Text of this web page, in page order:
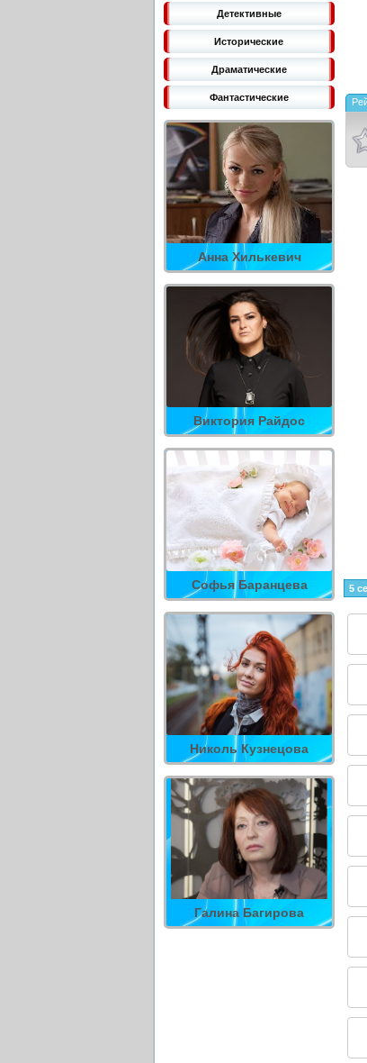
Детективные
Исторические
Драматические
Фантастические
Анна Хилькевич
Виктория Райдос
Софья Баранцева
Николь Кузнецова
Галина Багирова
5